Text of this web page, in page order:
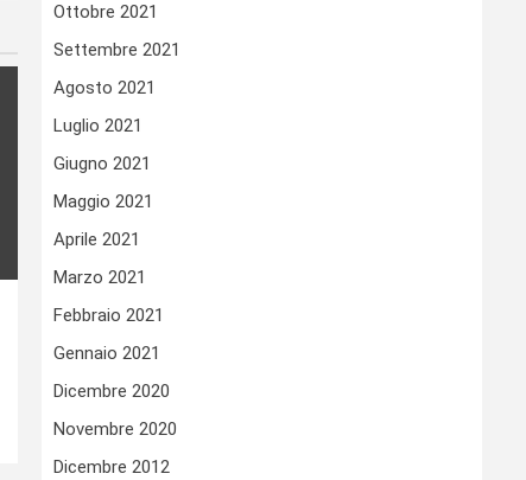
Ottobre 2021
Settembre 2021
Agosto 2021
Luglio 2021
Giugno 2021
Maggio 2021
Aprile 2021
Marzo 2021
Febbraio 2021
Gennaio 2021
Dicembre 2020
Novembre 2020
Dicembre 2012